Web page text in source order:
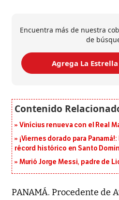
Encuentra más de nuestra
de
Agrega La
Vinícius renueva con el Real
¡Viernes dorado para
récord histórico en Santo
Murió Jorge Messi, padre de
PANAMÁ. Procedente de